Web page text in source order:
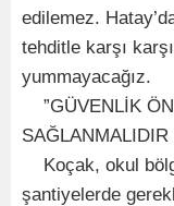
edilemez.
tehditle karşı
yummayacağız.
”GÜVENLİK
SAĞLANMALIDIR
Koçak, okul
şantiyelerde